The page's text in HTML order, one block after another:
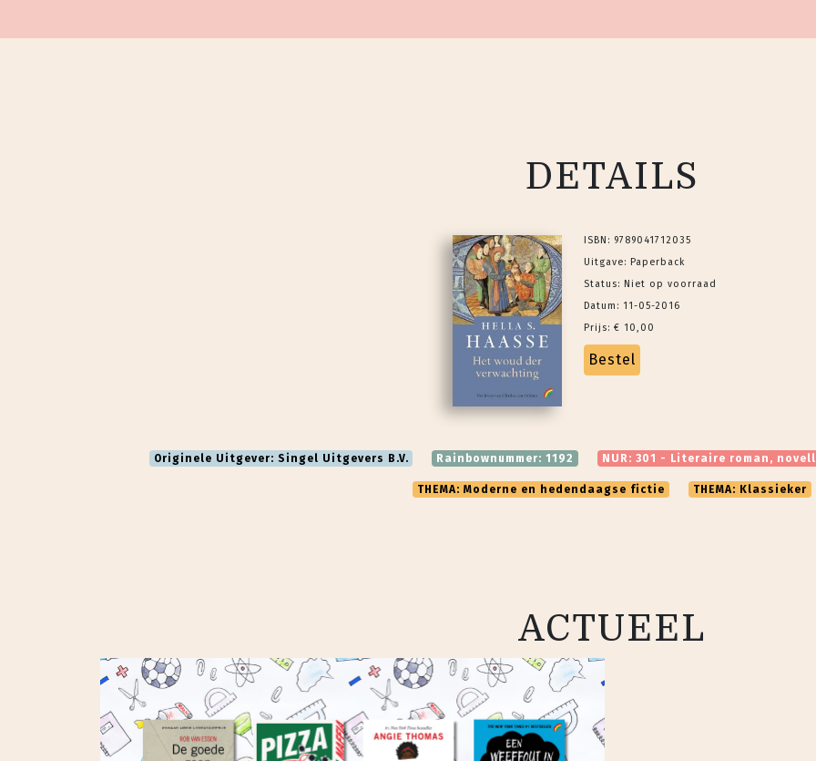
DETAILS
ISBN: 9789041712035
Uitgave: Paperback
Status: Niet op voorraad
Datum: 11-05-2016
Prijs: € 10,00
Bestel
Originele Uitgever: Singel Uitgevers B.V. Rainbownummer: 1192 NUR: 301 - Literaire roman,
THEMA: Moderne en hedendaagse fictie THEMA: Klassieker
ACTUEEL